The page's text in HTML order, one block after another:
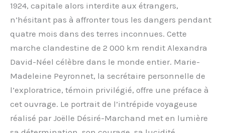
1924, capitale alors interdite aux étrangers,
n’hésitant pas à affronter tous les dangers pendant
quatre mois dans des terres inconnues. Cette
marche clandestine de 2 000 km rendit Alexandra
David-Néel célèbre dans le monde entier. Marie-
Madeleine Peyronnet, la secrétaire personnelle de
l’exploratrice, témoin privilégié, offre une préface à
cet ouvrage. Le portrait de l’intrépide voyageuse
réalisé par Joëlle Désiré-Marchand met en lumière